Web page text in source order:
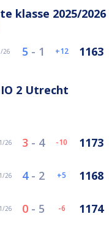
klasse 2025/2026
26 5 - 1 12 1163
2 Utrecht
26 3 - 4 -10 1173
26 4- 2 5 1168
26 0 - 5 -6 1174